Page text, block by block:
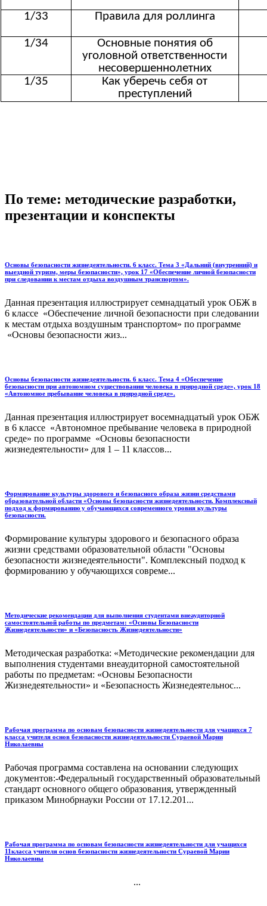
1/33 Правила для роллинга
1/34
Основные понятия об
уголовной ответственности
несовершеннолетних
1/35
Как уберечь себя от
преступлений
По теме: методические разработки,
презентации и конспекты
Основы безопасности жизнедеятельности. 6 класс. Тема 3 «Дальний (внутренний) и
выездной туризм, меры безопасности», урок 17 «Обеспечение личной безопасности
при следовании к местам отдыха воздушным транспортом».
Данная презентация иллюстрирует семнадцатый урок ОБЖ в
6 классе «Обеспечение личной безопасности при следовании
к местам отдыха воздушным транспортом» по программе
«Основы безопасности жиз...
Основы безопасности жизнедеятельности. 6 класс. Тема 4 «Обеспечение
безопасности при автономном существовании человека в природной среде», урок 18
«Автономное пребывание человека в природной среде».
Данная презентация иллюстрирует восемнадцатый урок ОБЖ
в 6 классе «Автономное пребывание человека в природной
среде» по программе «Основы безопасности
жизнедеятельности» для 1 – 11 классов...
Формирование культуры здорового и безопасного образа жизни средствами
образовательной области «Основы безопасности жизнедеятельности. Комплексный
подход к формированию у обучающихся современного уровня культуры
безопасности.
Формирование культуры здорового и безопасного образа
жизни средствами образовательной области "Основы
безопасности жизнедеятельности". Комплексный подход к
формированию у обучающихся совреме...
Методические рекомендации для выполнения студентами внеаудиторной
самостоятельной работы по предметам: «Основы Безопасности
Жизнедеятельности» и «Безопасность Жизнедеятельности»
Методическая разработка: «Методические рекомендации для
выполнения студентами внеаудиторной самостоятельной
работы по предметам: «Основы Безопасности
Жизнедеятельности» и «Безопасность Жизнедеятельнос...
Рабочая программа по основам безопасности жизнедеятельности для учащихся 7
класса учителя основ безопасности жизнедеятельности Сураевой Марии
Николаевны
Рабочая программа составлена на основании следующих
документов:-Федеральный государственный образовательный
стандарт основного общего образования, утвержденный
приказом Минобрнауки России от 17.12.201...
Рабочая программа по основам безопасности жизнедеятельности для учащихся
11класса учителя основ безопасности жизнедеятельности Сураевой Марии
Николаевны
...